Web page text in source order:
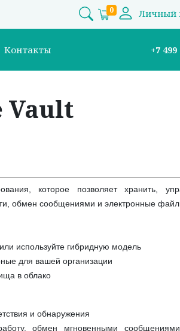
0 Личный
Контакты +7 499
Vault
которое позволяет хранить,
обмен сообщениями и электронные
используйте гибридную модель
для вашей организации
в облако
и обнаружения
обмен мгновенными